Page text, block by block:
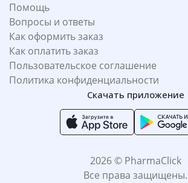
Помощь
Вопросы и ответы
Как оформить заказ
Как оплатить заказ
Пользовательское соглашение
Политика конфиденциальности
Скачать приложение
2026 © PharmaClick
Все права защищены.